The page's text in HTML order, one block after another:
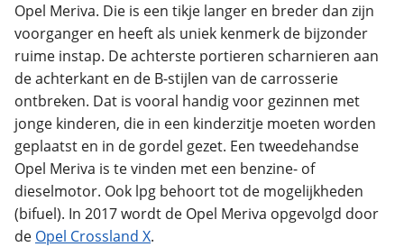
Opel Meriva. Die is een tikje langer en breder dan zijn
voorganger en heeft als uniek kenmerk de bijzonder
ruime instap. De achterste portieren scharnieren aan
de achterkant en de B-stijlen van de carrosserie
ontbreken. Dat is vooral handig voor gezinnen met
jonge kinderen, die in een kinderzitje moeten worden
geplaatst en in de gordel gezet. Een tweedehandse
Opel Meriva is te vinden met een benzine- of
dieselmotor. Ook lpg behoort tot de mogelijkheden
(bifuel). In 2017 wordt de Opel Meriva opgevolgd door
de Opel Crossland X.